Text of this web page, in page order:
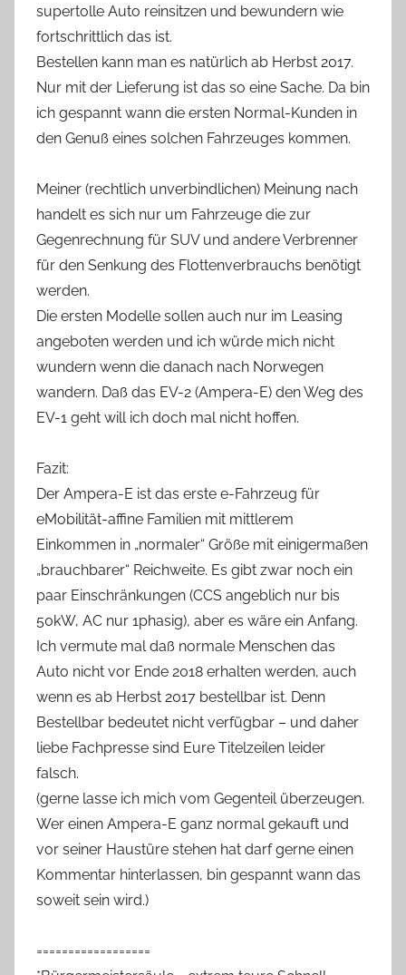
supertolle Auto reinsitzen und bewundern wie
fortschrittlich das ist.
Bestellen kann man es natürlich ab Herbst 2017.
Nur mit der Lieferung ist das so eine Sache. Da bin
ich gespannt wann die ersten Normal-Kunden in
den Genuß eines solchen Fahrzeuges kommen.
Meiner (rechtlich unverbindlichen) Meinung nach
handelt es sich nur um Fahrzeuge die zur
Gegenrechnung für SUV und andere Verbrenner
für den Senkung des Flottenverbrauchs benötigt
werden.
Die ersten Modelle sollen auch nur im Leasing
angeboten werden und ich würde mich nicht
wundern wenn die danach nach Norwegen
wandern. Daß das EV-2 (Ampera-E) den Weg des
EV-1 geht will ich doch mal nicht hoffen.
Fazit:
Der Ampera-E ist das erste e-Fahrzeug für
eMobilität-affine Familien mit mittlerem
Einkommen in „normaler“ Größe mit einigermaßen
„brauchbarer“ Reichweite. Es gibt zwar noch ein
paar Einschränkungen (CCS angeblich nur bis
50kW, AC nur 1phasig), aber es wäre ein Anfang.
Ich vermute mal daß normale Menschen das
Auto nicht vor Ende 2018 erhalten werden, auch
wenn es ab Herbst 2017 bestellbar ist. Denn
Bestellbar bedeutet nicht verfügbar – und daher
liebe Fachpresse sind Eure Titelzeilen leider
falsch.
(gerne lasse ich mich vom Gegenteil überzeugen.
Wer einen Ampera-E ganz normal gekauft und
vor seiner Haustüre stehen hat darf gerne einen
Kommentar hinterlassen, bin gespannt wann das
soweit sein wird.)
==================